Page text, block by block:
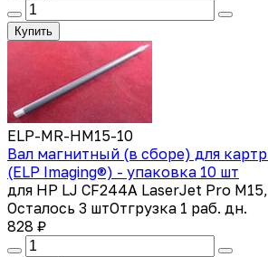
Купить
ELP-MR-HM15-10
Вал магнитный (в сборе) для
(ELP Imaging®) - упаковка 10 шт
для HP LJ CF244A LaserJet Pro
Осталось 3 штОтгрузка 1 раб. дн.
828 ₽